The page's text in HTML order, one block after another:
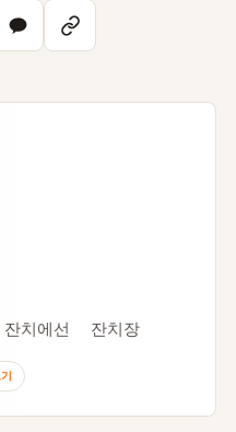
치에선 잔치장